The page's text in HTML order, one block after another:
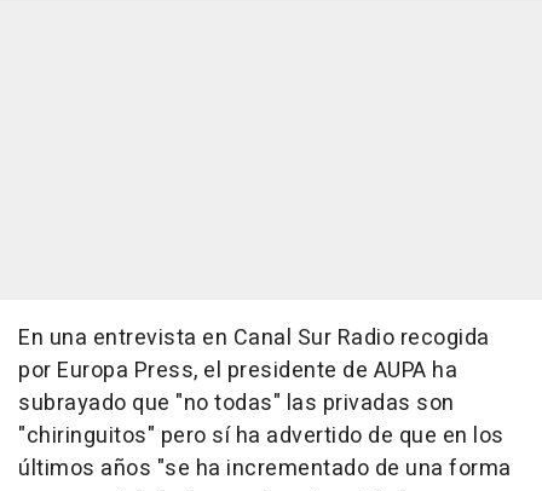
En una entrevista en Canal Sur Radio recogida
por Europa Press, el presidente de AUPA ha
subrayado que "no todas" las privadas son
"chiringuitos" pero sí ha advertido de que en los
últimos años "se ha incrementado de una forma